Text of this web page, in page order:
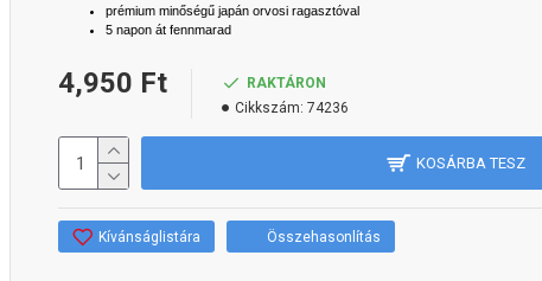
prémium minőségű japán orvosi ragasztóval
5 napon át fennmarad
4,950 Ft
RAKTÁRON
Cikkszám: 74236
KOSÁRBA TESZ
Kívánságlistára Összehasonlítás